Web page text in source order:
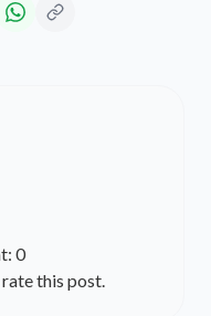
0
this post.